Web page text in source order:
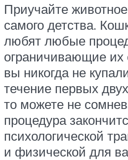
Приучайте
самого детства.
любят любые
ограничивающие их
вы никогда не
течение первых
то можете не
процедура
психологической
и физической для